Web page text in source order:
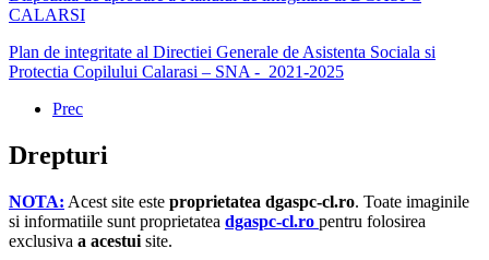
CALARSI
Plan de integritate al Directiei Generale de Asistenta Sociala si
Protectia Copilului Calarasi – SNA - 2021-2025
Prec
Drepturi
NOTA: Acest site este proprietatea dgaspc-cl.ro. Toate imaginile
si informatiile sunt proprietatea dgaspc-cl.ro pentru folosirea
exclusiva a acestui site.